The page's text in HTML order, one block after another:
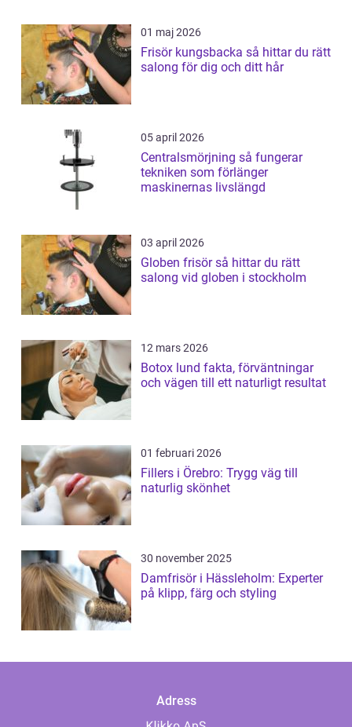
01 maj 2026
Frisör kungsbacka så hittar du rätt
salong för dig och ditt hår
05 april 2026
Centralsmörjning så fungerar
tekniken som förlänger
maskinernas livslängd
03 april 2026
Globen frisör så hittar du rätt
salong vid globen i stockholm
12 mars 2026
Botox lund fakta, förväntningar
och vägen till ett naturligt resultat
01 februari 2026
Fillers i Örebro: Trygg väg till
naturlig skönhet
30 november 2025
Damfrisör i Hässleholm: Experter
på klipp, färg och styling
Adress